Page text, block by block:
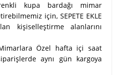
kupa bardağı mimar
için, SEPETE EKLE
kişiselleştirme alanlarını
Özel hafta içi saat
aynı gün kargoya